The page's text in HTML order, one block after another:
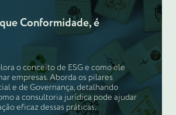
Conformidade, é
o conceito de ESG e como ele
empresas. Aborda os pilares
e de Governança, detalhando
a consultoria jurídica pode ajudar
eficaz dessas práticas.